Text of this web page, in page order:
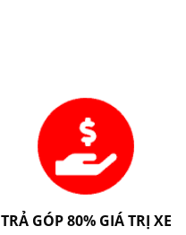
TRẢ GÓP 80% GIÁ TRỊ XE